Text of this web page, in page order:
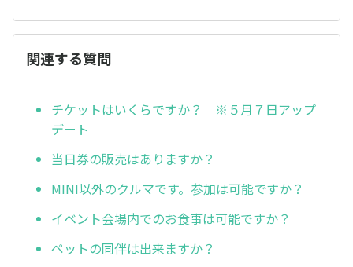
関連する質問
チケットはいくらですか？ ※５月７日アップ
デート
当日券の販売はありますか？
MINI以外のクルマです。参加は可能ですか？
イベント会場内でのお食事は可能ですか？
ペットの同伴は出来ますか？